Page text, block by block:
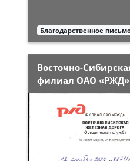
Благодарственное
Восточно-
филиал ОАО «РЖД»